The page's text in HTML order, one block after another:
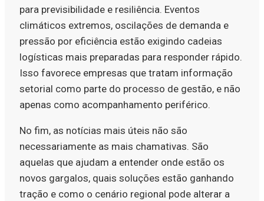
para previsibilidade e resiliência. Eventos
climáticos extremos, oscilações de demanda e
pressão por eficiência estão exigindo cadeias
logísticas mais preparadas para responder rápido.
Isso favorece empresas que tratam informação
setorial como parte do processo de gestão, e não
apenas como acompanhamento periférico.
No fim, as notícias mais úteis não são
necessariamente as mais chamativas. São
aquelas que ajudam a entender onde estão os
novos gargalos, quais soluções estão ganhando
tração e como o cenário regional pode alterar a